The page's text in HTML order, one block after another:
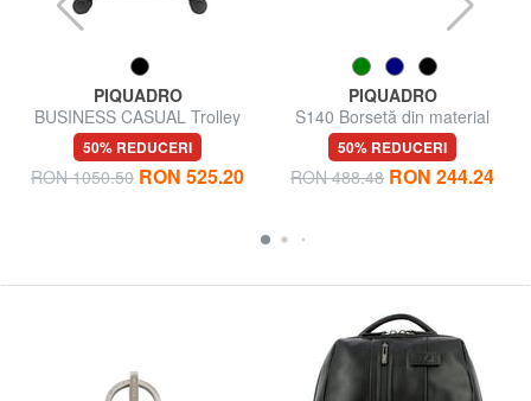
PIQUADRO
BUSINESS CASUAL Trolley
Bagaj de mână
50% REDUCERI
RON 1050.50 RON 525.20
PIQUADRO
S140 Borsetă din material
reciclat
50% REDUCERI
RON 488.48 RON 244.24